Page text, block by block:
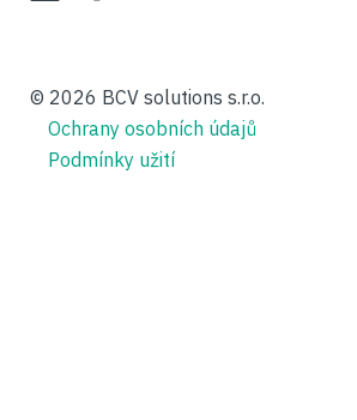
© 2026 BCV solutions s.r.o.
Ochrany osobních údajů
Podmínky užití